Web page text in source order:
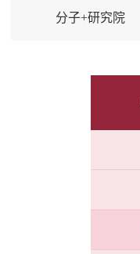
分子+研究院